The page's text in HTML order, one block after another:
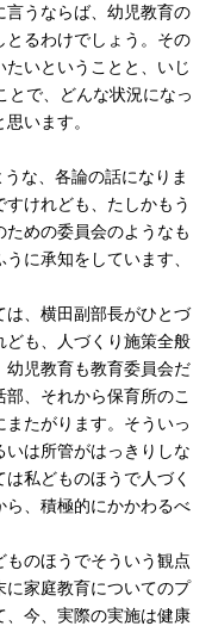
言うならば、幼児教育の
とるわけでしょう。その
いということと、いじ
とで、どんな状況になっ
います。
な、各論の話になりま
けれども、たしかもう
めの委員会のようなも
に承知をしています、
、横田副部長がひとづ
ども、人づくり施策全般
幼児教育も教育委員会だ
、それから保育所のこ
たがります。そういっ
は所管がはっきりしな
私どものほうで人づく
ら、積極的にかかわるべ
のほうでそういう観点
家庭教育についてのプ
、今、実際の実施は健康